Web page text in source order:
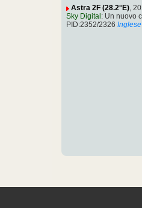
Astra 2F (28.2°E),
Sky Digital : Un nuovo
PID:2352/2326 Inglese